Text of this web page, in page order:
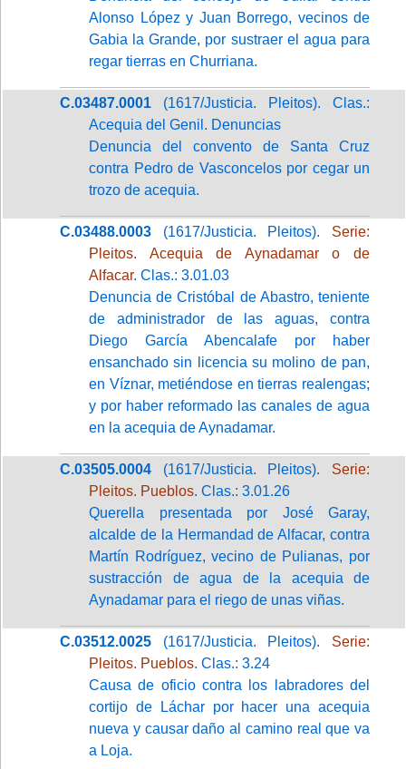
Alonso López y Juan Borrego, vecinos de
Gabia la Grande, por sustraer el agua para
regar tierras en Churriana.
C.03487.0001 (1617/Justicia. Pleitos). Clas.:
Acequia del Genil. Denuncias
Denuncia del convento de Santa Cruz
contra Pedro de Vasconcelos por cegar un
trozo de acequia.
C.03488.0003 (1617/Justicia. Pleitos). Serie:
Pleitos. Acequia de Aynadamar o de
Alfacar. Clas.: 3.01.03
Denuncia de Cristóbal de Abastro, teniente
de administrador de las aguas, contra
Diego García Abencalafe por haber
ensanchado sin licencia su molino de pan,
en Víznar, metiéndose en tierras realengas;
y por haber reformado las canales de agua
en la acequia de Aynadamar.
C.03505.0004 (1617/Justicia. Pleitos). Serie:
Pleitos. Pueblos. Clas.: 3.01.26
Querella presentada por José Garay,
alcalde de la Hermandad de Alfacar, contra
Martín Rodríguez, vecino de Pulianas, por
sustracción de agua de la acequia de
Aynadamar para el riego de unas viñas.
C.03512.0025 (1617/Justicia. Pleitos). Serie:
Pleitos. Pueblos. Clas.: 3.24
Causa de oficio contra los labradores del
cortijo de Láchar por hacer una acequia
nueva y causar daño al camino real que va
a Loja.